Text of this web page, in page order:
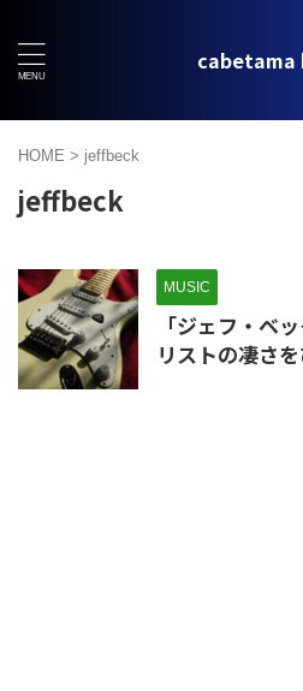
cabetama
HOME > jeffbeck
jeffbeck
MUSIC
「ジェフ・ベ
リストの凄さ